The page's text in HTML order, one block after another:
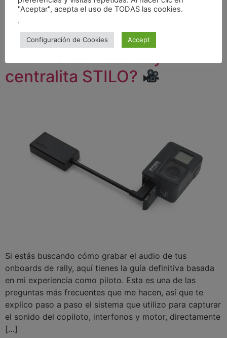
¿Cómo grabar el AUDIO
de las ONBOARDS en
RALLYS con GoPro y
centralita STILO?
Si estás buscando cómo grabar el audio de tus
onboards de rally, aquí tienes la guía definitiva basada
en mi experiencia como piloto. Esta es una de las
preguntas más frecuentes que me hacen, así que te
explico paso a paso el sistema que utilizo para capturar
el sonido del copiloto, interfonos y motor, directamente
[…]
"Aceptar", acepta el uso de TODAS las cookies.
.
Configuración de Cookies Accept